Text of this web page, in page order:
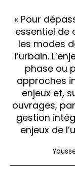
« Pour
essentiel de
les modes
l’urbain.
phase ou
approches
enjeux et,
ouvrages,
gestion
enjeux de